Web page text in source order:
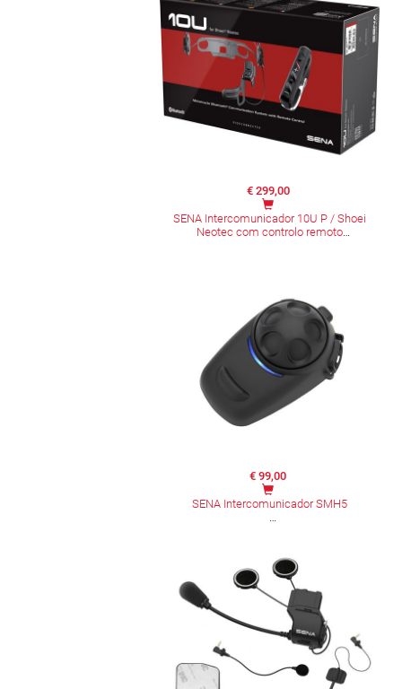
€ 299,00
SENA Intercomunicador 10U P / Shoei
Neotec com controlo remoto
€ 99,00
SENA Intercomunicador SMH5